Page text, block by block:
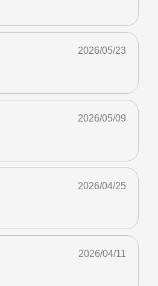
2026/05/23
2026/05/09
2026/04/25
2026/04/11